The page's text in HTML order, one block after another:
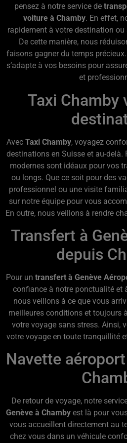
pensez à notre service de
voiture à Chamby. En effet,
rapidement à votre destination
De cette manière, nous
faisons gagner du temps
s’adapte à vos besoins pour
et
Taxi Chamby
Avec Taxi Chamby, voyagez
destinations en Suisse et au-delà.
modernes sont idéaux pour vos
ou longs. Que ce soit pour des
professionnel ou une visite
sur notre équipe pour vous
En outre, nous veillons à rendre
Transfert à
depuis
Pour un transfert à Genève
confiance à notre ponctualité et
nous veillons à ce que vous
meilleures conditions et toujours
votre voyage sans stress. Ainsi,
votre voyage en toute tranquillité
Navette
De retour de voyage, notre
Genève à Chamby est là pour
vous accueillent directement au
chez vous dans un véhicule